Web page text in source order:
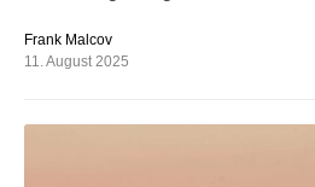
Frank Malcov
11. August 2025